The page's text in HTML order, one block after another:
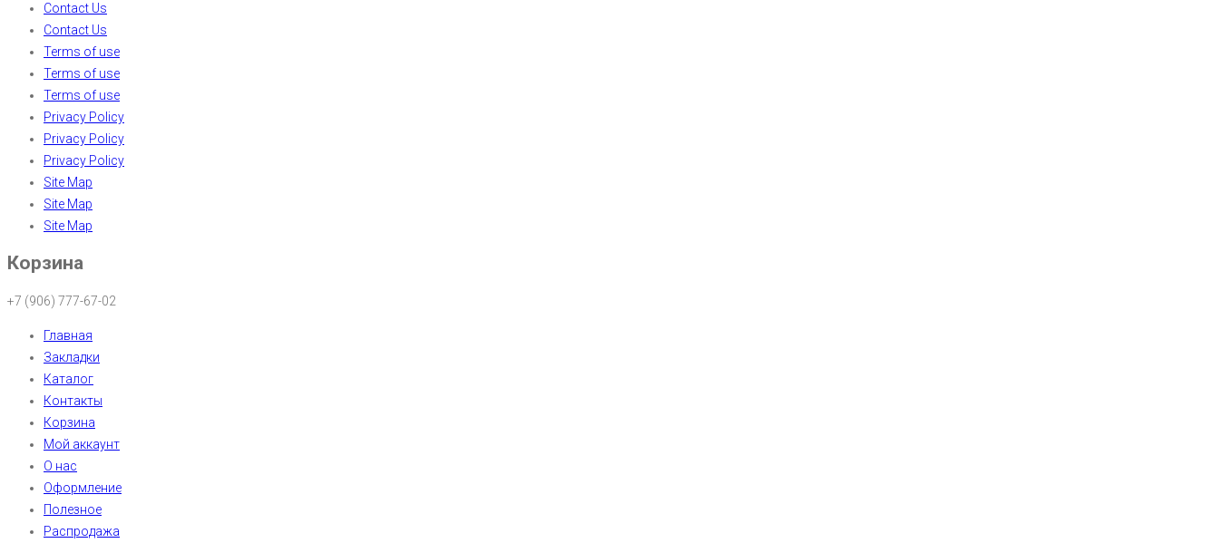
Contact Us
Contact Us
Terms of use
Terms of use
Terms of use
Privacy Policy
Privacy Policy
Privacy Policy
Site Map
Site Map
Site Map
Корзина
+7 (906) 777-67-02
Главная
Закладки
Каталог
Контакты
Корзина
Мой аккаунт
О нас
Оформление
Полезное
Распродажа